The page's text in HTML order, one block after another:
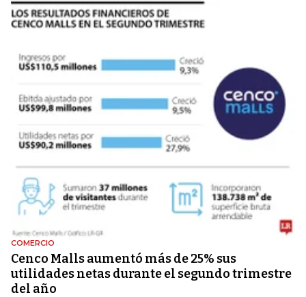
COMERCIO
Cenco Malls aumentó más de 25% sus
utilidades netas durante el segundo trimestre
del año